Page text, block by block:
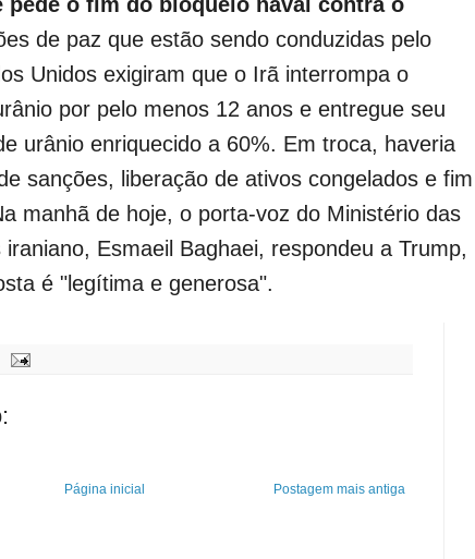
de paz que estão sendo conduzidas pelo
Unidos exigiram que o Irã interrompa o
por pelo menos 12 anos e entregue seu
urânio enriquecido a 60%. Em troca, haveria
sanções, liberação de ativos congelados e fim
manhã de hoje, o porta-voz do Ministério das
Esmaeil Baghaei, respondeu a Trump,
é "legítima e generosa".
Postagem mais antiga
Página inicial